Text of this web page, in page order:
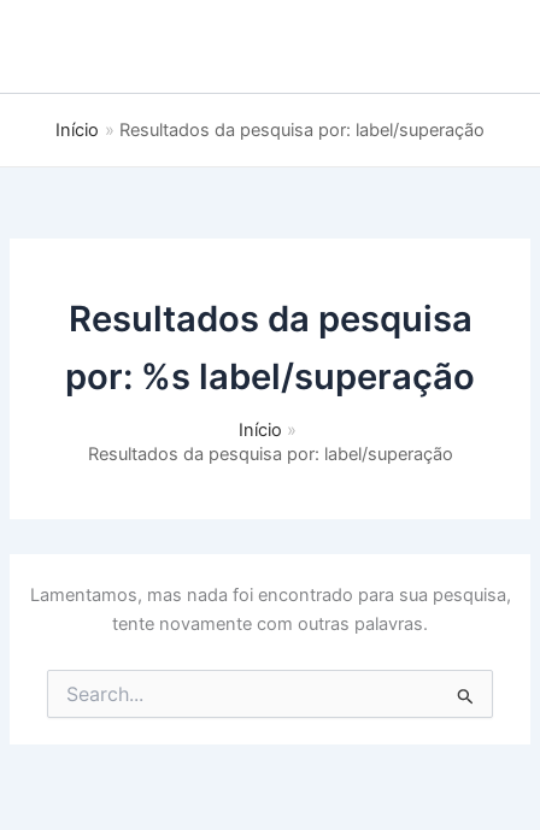
Início Resultados da pesquisa por: label/superação
Resultados da pesquisa
por: %s label/superação
Início
Resultados da pesquisa por: label/superação
Lamentamos, mas nada foi encontrado para sua pesquisa,
tente novamente com outras palavras.
por: